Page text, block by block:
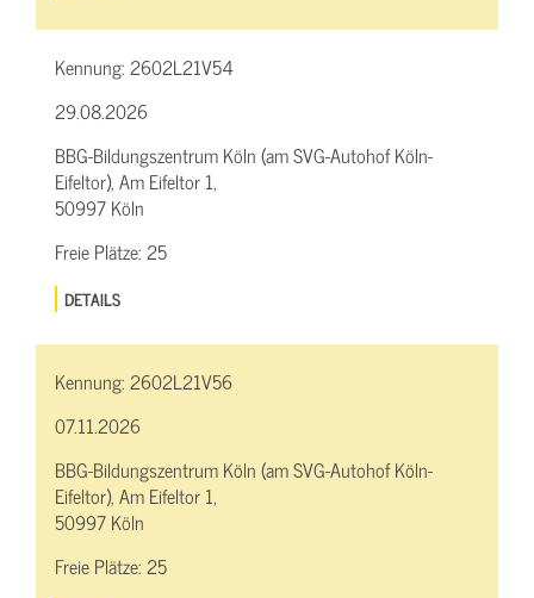
Kennung:2602L21V54
29.08.2026
BBG-Bildungszentrum Köln (am SVG-Autohof Köln-
Eifeltor), Am Eifeltor 1,
50997 Köln
Freie Plätze:25
DETAILS
Kennung:2602L21V56
07.11.2026
BBG-Bildungszentrum Köln (am SVG-Autohof Köln-
Eifeltor), Am Eifeltor 1,
50997 Köln
Freie Plätze:25